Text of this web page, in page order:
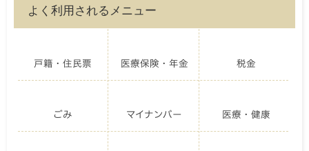
よく利用されるメニュー
戸籍・住民票 医療保険・年金 税金
ごみ マイナンバー 医療・健康